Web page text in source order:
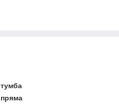
тумба
пряма